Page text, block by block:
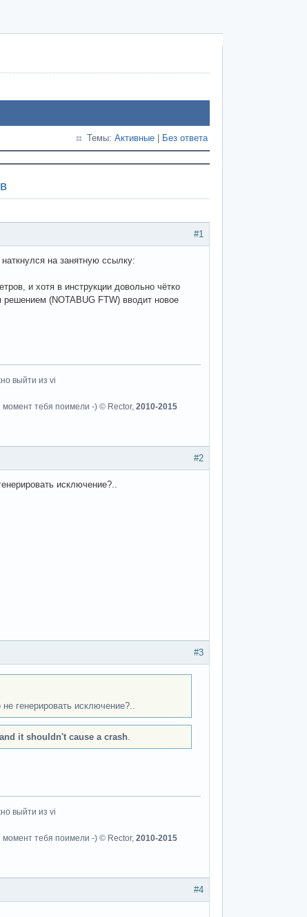
Темы: Активные Без ответа
#1
на занятную ссылку:
и хотя в инструкции довольно чётко
(NOTABUG FTW) вводит новое
выйти из vi
момент тебя поимели -) © Rector, 2010-2015
#2
исключение?..
#3
генерировать исключение?..
it shouldn't cause a crash.
выйти из vi
момент тебя поимели -) © Rector, 2010-2015
#4